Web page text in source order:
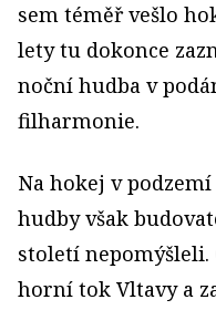
sem téměř vešlo
lety tu dokonce
noční hudba v
filharmonie.
Na hokej v
hudby však
století
horní tok Vltavy a